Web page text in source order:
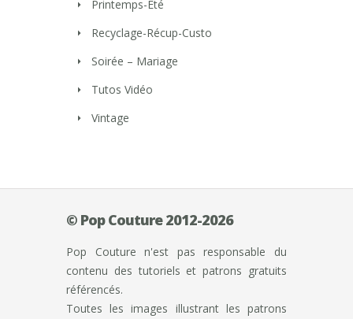
Printemps-Eté
Recyclage-Récup-Custo
Soirée – Mariage
Tutos Vidéo
Vintage
© Pop Couture 2012-2026
Pop Couture n'est pas responsable du
contenu des tutoriels et patrons gratuits
référencés.
Toutes les images illustrant les patrons